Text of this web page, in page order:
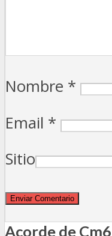
Nombre *
Email *
Sitio
Acorde de